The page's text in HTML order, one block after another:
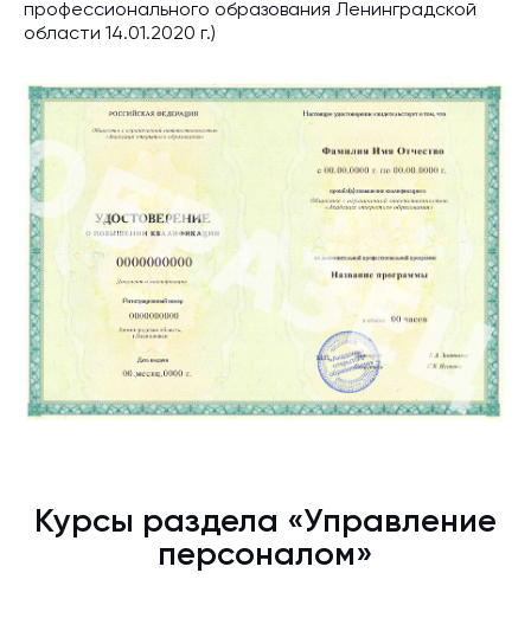
профессионального образования Ленинградской
области 14.01.2020 г.)
Курсы раздела «Управление
персоналом»